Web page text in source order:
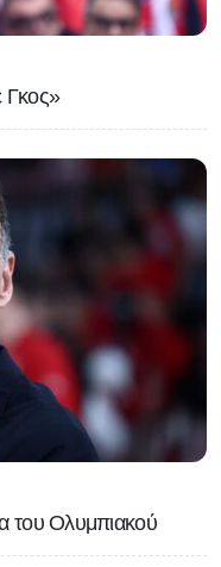
Γκος»
του Ολυμπιακού